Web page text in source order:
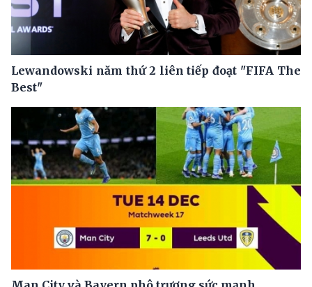
Lewandowski năm thứ 2 liên tiếp đoạt "FIFA The
Best"